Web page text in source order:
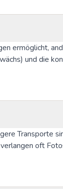
ermöglicht,
und die
Transporte
oft